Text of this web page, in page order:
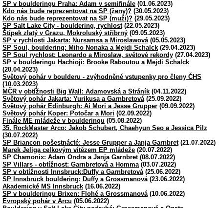
SP v boulderingu Praha: Adam v semifinále (01.06.2023)
Kdo nás bude reprezentovat na SP (ženy)? (30.05.2023)
Kdo nás bude reprezentovat na SP (muži)? (29.05.2023)
SP Salt Lake City - bouldering, rychlost(22.05.2023)
Štípek zlatý v Grazu, Mokroluský stříbrný (09.05.2023)
SP v rychlosti Jakarta: Nursamsa a Miroslawová (05.05.2023)
SP Soul, bouldering: Miho Nonaka a Mejdi Schalck (29.04.2023)
SP Soul rychlost: Leonardo a Miroslaw, světové rekordy (27.04.2023)
SP v boulderingu Hachioji: Brooke Raboutou a Mejdi Schalck
(20.04.2023)
Světový pohár v boulderu - zvýhodněné vstupenky pro členy ČHS
(10.03.2023)
MČR v obtížnosti Big Wall: Adamovská a Stráník (04.11.2022)
Světový pohár Jakarta: Yurikusa a Garnbretová (25.09.2022)
Světový pohár Edinburgh: Ai Mori a Jesse Grupper (09.09.2022)
Světový pohár Koper: Potočar a Mori (02.09.2022)
Finále ME mládeže v boulderingu (05.08.2022)
35. RockMaster Arco: Jakob Schubert, Chaehyun Seo a Jessica Pilz
(30.07.2022)
SP Briancon pošestnácté: Jesse Grupper a Janja Garnbret(21.07.2022)
Marek Jeliga celkovým vítězem EP mládeže (20.07.2022)
SP Chamonix: Adam Ondra a Janja Garnbret(08.07.2022)
SP Villars - obtížnost: Garnbretová a Homma (03.07.2022)
SP v obtížnosti Innsbruck:Duffy a Garnbretová (25.06.2022)
SP Innsbruck bouldering: Duffy a Grossmanová (23.06.2022)
Akademické MS Innsbruck (16.06.2022)
SP v boulderingu Brixen: Flohé a Grossmanová (10.06.2022)
Evropský pohár v Arcu (05.06.2022)